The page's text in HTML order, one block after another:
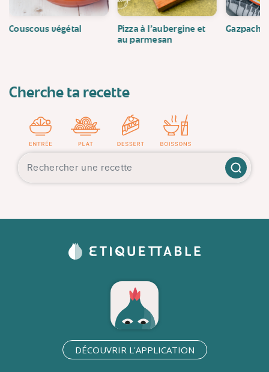
Couscous végétal
Pizza à l'aubergine et
au parmesan
Cherche ta recette
DÉCOUVRIR L'APPLICATION